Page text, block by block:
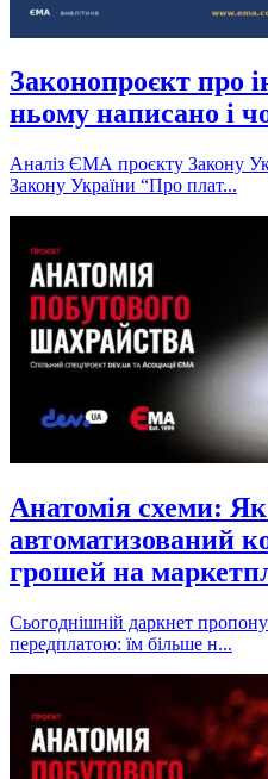
Законопроєкт про
ньому написано і
Аналіз ЄМА проєкту Закону
Закону України “Про плат...
Анатомія схеми:
автоматизований
грошей на
Сьогоднішній даркнет
передплатою: їм більше н...